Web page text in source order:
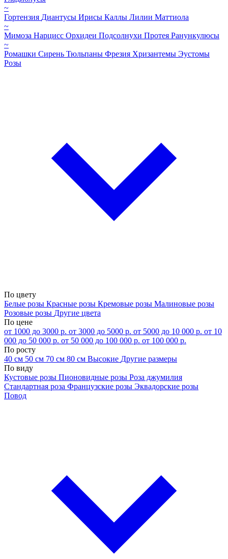
~
Гортензия Диантусы Ирисы Каллы Лилии Маттиола
~
Мимоза Нарцисс Орхидеи Подсолнухи Протея Ранункулюсы
~
Ромашки Сирень Тюльпаны Фрезия Хризантемы Эустомы
Розы
По цвету
Белые розы Красные розы Кремовые розы Малиновые розы
Розовые розы Другие цвета
По цене
от 1000 до 3000 р. от 3000 до 5000 р. от 5000 до 10 000 р. от 10
000 до 50 000 р. от 50 000 до 100 000 р. от 100 000 р.
По росту
40 см 50 см 70 см 80 см Высокие Другие размеры
По виду
Кустовые розы Пионовидные розы Роза джумилия
Стандартная роза Французские розы Эквадорские розы
Повод